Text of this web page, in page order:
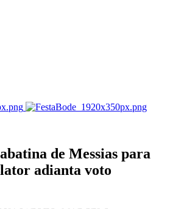
de Messias para
adianta voto